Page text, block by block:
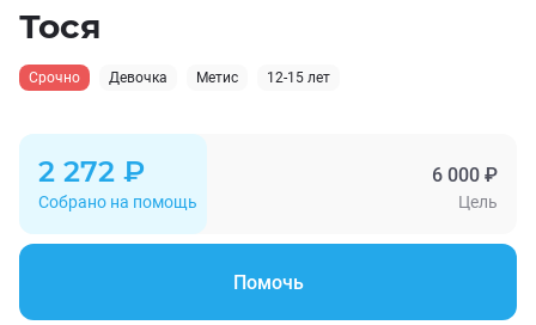
Тося
Срочно Девочка Метис 12-15 лет
2 272 ₽ 6 000 ₽
Собрано на помощь Цель
Помочь